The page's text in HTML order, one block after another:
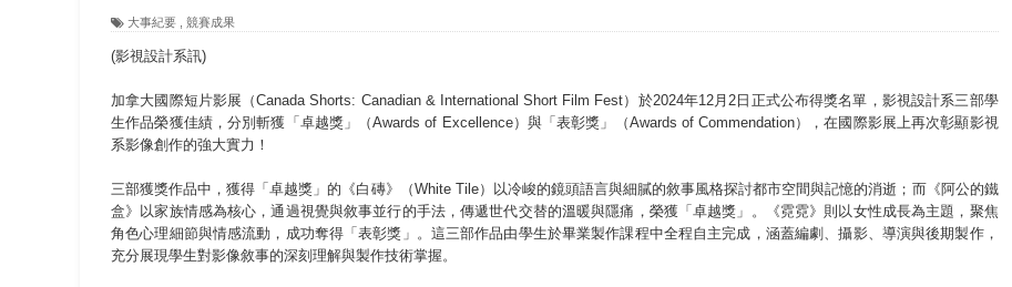
成人之美成就學生夢想 菁英學程陪伴財金系學生蛻變成金融新星
大事紀要 競賽成果
(影視設計系訊)
加拿大國際短片影展（Canada Shorts: Canadian & International Short Film Fest）於2024年12月2日正式公布得獎名單，影視設計系三部學
生作品榮獲佳績，分別斬獲「卓越獎」（Awards of Excellence）與「表彰獎」（Awards of Commendation），在國際影展上再次彰顯影視
系影像創作的強大實力！
三部獲獎作品中，獲得「卓越獎」的《白磚》（White Tile）以冷峻的鏡頭語言與細膩的敘事風格探討都市空間與記憶的消逝；而《阿公的鐵
盒》以家族情感為核心，通過視覺與敘事並行的手法，傳遞世代交替的溫暖與隱痛，榮獲「卓越獎」。《霓霓》則以女性成長為主題，聚焦
角色心理細節與情感流動，成功奪得「表彰獎」。這三部作品由學生於畢業製作課程中全程自主完成，涵蓋編劇、攝影、導演與後期製作，
充分展現學生對影像敘事的深刻理解與製作技術掌握。